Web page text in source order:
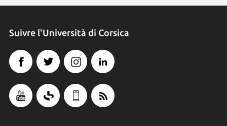
Suivre l'Università di Corsica